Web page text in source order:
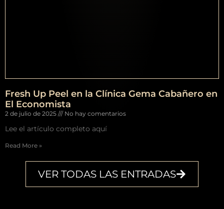
Fresh Up Peel en la Clínica Gema Cabañero en
El Economista
2 de julio de 2025 No hay comentarios
Lee el artículo completo aquí
Read More »
VER TODAS LAS ENTRADAS